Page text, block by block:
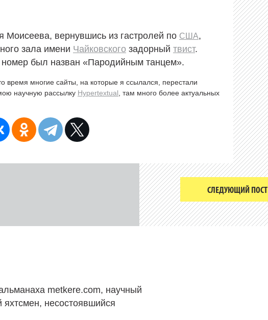
Моисеева, вернувшись из гастролей по США,
зала имени Чайковского задорный твист.
номер был назван «Пародийным танцем».
время многие сайты, на которые я ссылался, перестали
научную рассылку Hypertextual , там много более актуальных
СЛЕДУЮЩИЙ ПОСТ
metkere.com, научный
несостоявшийся